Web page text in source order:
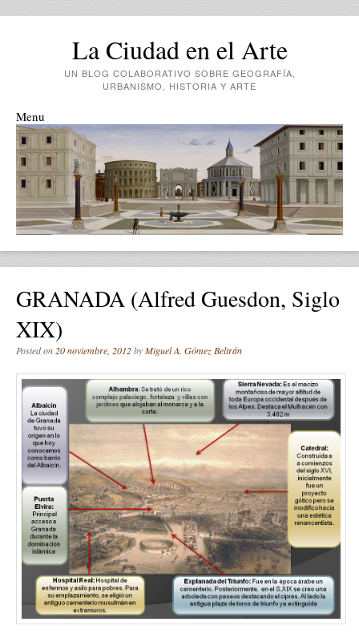
La Ciudad en el Arte
UN BLOG COLABORATIVO SOBRE GEOGRAFÍA,
URBANISMO, HISTORIA Y ARTE
Menu
Skip to content
GRANADA (Alfred Guesdon, Siglo
XIX)
Posted on 20 noviembre, 2012byMiguel A. Gómez Beltrán